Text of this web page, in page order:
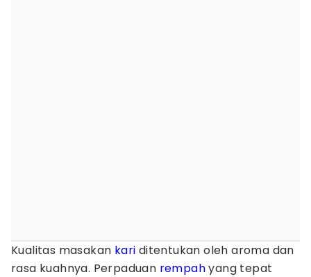
Kualitas masakan kari ditentukan oleh aroma dan
rasa kuahnya. Perpaduan rempahyang tepat